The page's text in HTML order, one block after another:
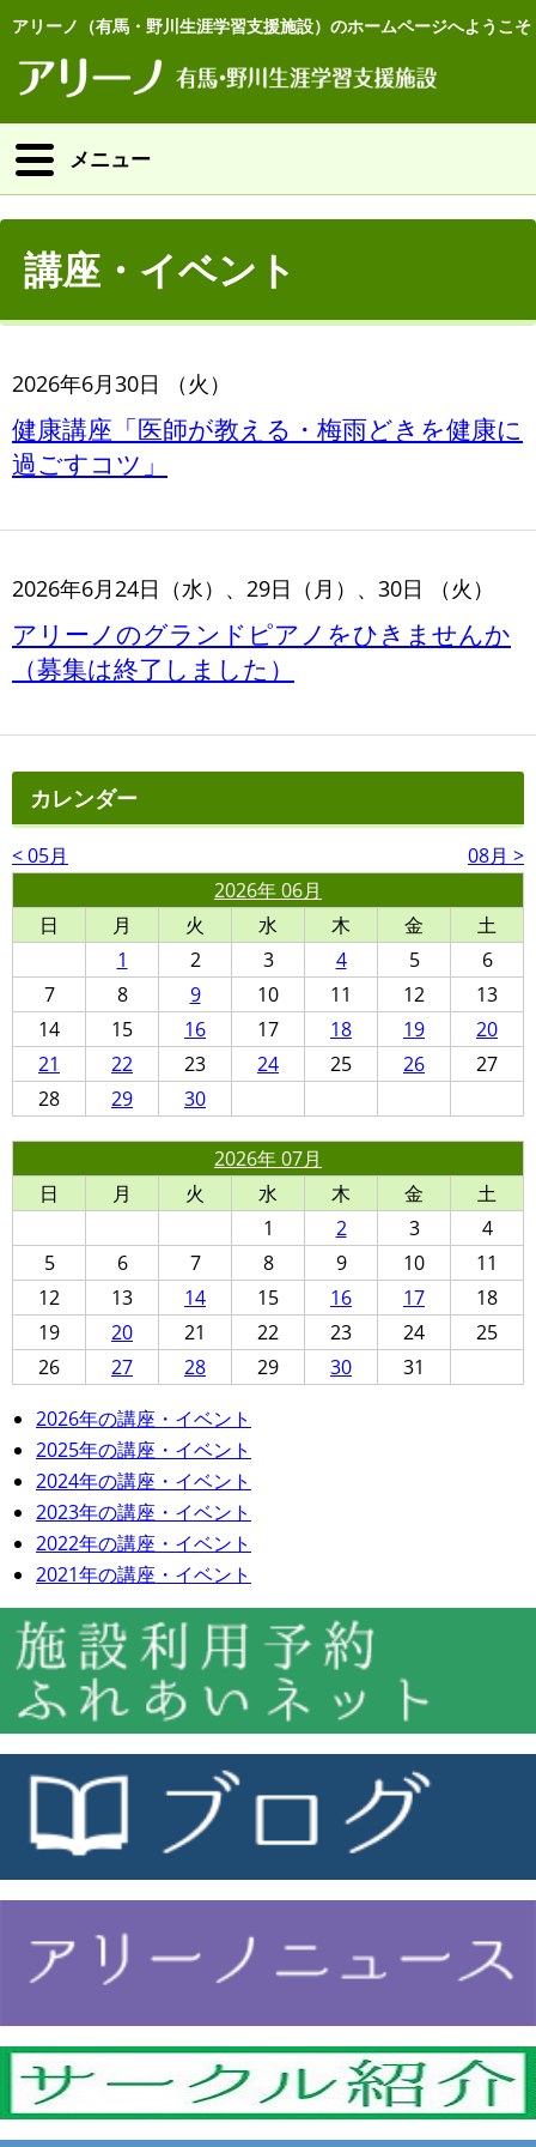
アリーノ（有馬・野川生涯学習支援施設）のホームページへようこそ
メニュー
講座・イベント
2026年6月30日 （火）
健康講座「医師が教える・梅雨どきを健康に
過ごすコツ」
2026年6月24日（水）、29日（月）、30日 （火）
アリーノのグランドピアノをひきませんか
（募集は終了しました）
カレンダー
< 05月
08月 >
2026年 06月
日
月 火 水 木 金
土
1
2 3 4 5
6
7
8 9 10 11 12
13
14
15 16 17 18 19
20
21
22 23 24 25 26
27
28
29 30
2026年 07月
日
月 火 水 木 金
土
1
2 3
4
5
6 7 8 9 10
11
12
13 14 15 16 17
18
19
20 21 22 23 24
25
26
27 28 29 30
31
2026年の講座・イベント
2025年の講座・イベント
2024年の講座・イベント
2023年の講座・イベント
2022年の講座・イベント
2021年の講座・イベント